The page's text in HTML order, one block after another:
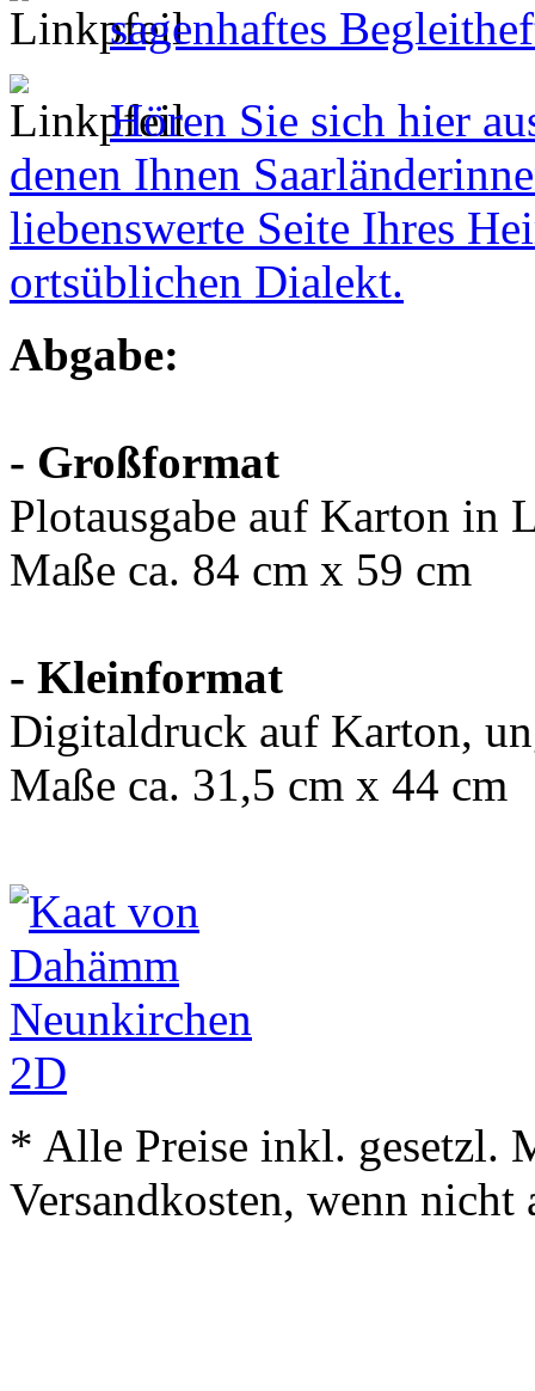
sagenhaftes
Hören Sie sich hier
denen Ihnen
liebenswerte Seite Ihres
ortsüblichen Dialekt.
Abgabe:
- Großformat
Plotausgabe auf Karton in
Maße ca. 84 cm x 59 cm
- Kleinformat
Digitaldruck auf Karton,
Maße ca. 31,5 cm x 44 cm
* Alle Preise inkl. gesetzl.
Versandkosten, wenn nicht